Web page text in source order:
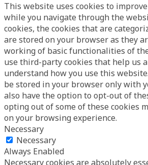
This website uses cookies to
while you navigate through the
cookies, the cookies that are
are stored on your browser as they
working of basic functionalities of
use third-party cookies that help us
understand how you use this
be stored in your browser only with
also have the option to opt-out of
opting out of some of these cookies
on your browsing experience.
Necessary
Necessary
Always Enabled
Necessary cookies are absolutely